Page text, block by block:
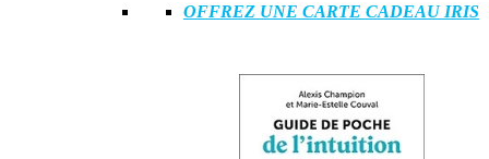
OFFREZ UNE CARTE CADEAU IRIS